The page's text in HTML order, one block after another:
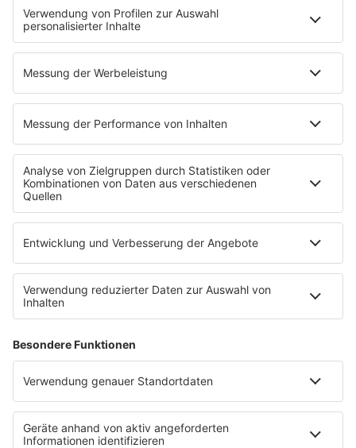
80s Musik in der DDR
Peters Pop Stories
News
Songsuche
Voting
Wunschtitel
Service
Kontakt
Datenschutz
Datenschutzeinstellungen
Impressum
90s90s.de
Werbung buchen
Teilnahmebedingungen
depechemode.de